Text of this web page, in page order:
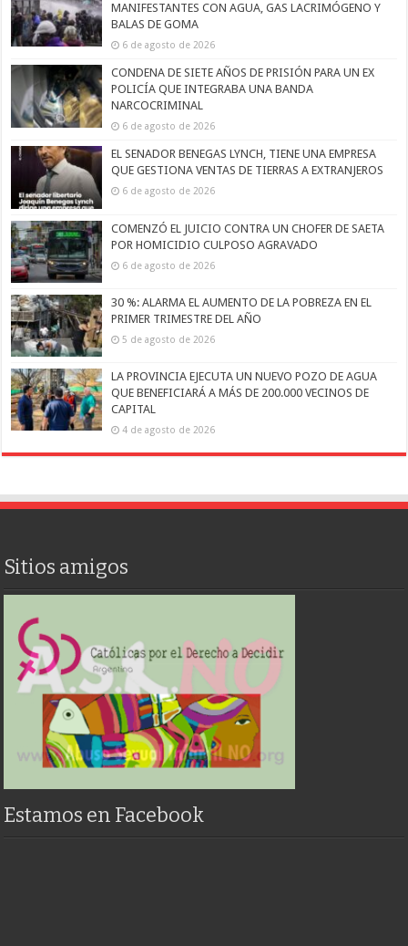
MANIFESTANTES CON AGUA, GAS LACRIMÓGENO Y
BALAS DE GOMA
6 de agosto de 2026
CONDENA DE SIETE AÑOS DE PRISIÓN PARA UN EX
POLICÍA QUE INTEGRABA UNA BANDA
NARCOCRIMINAL
6 de agosto de 2026
EL SENADOR BENEGAS LYNCH, TIENE UNA EMPRESA
QUE GESTIONA VENTAS DE TIERRAS A EXTRANJEROS
6 de agosto de 2026
COMENZÓ EL JUICIO CONTRA UN CHOFER DE SAETA
POR HOMICIDIO CULPOSO AGRAVADO
6 de agosto de 2026
30 %: ALARMA EL AUMENTO DE LA POBREZA EN EL
PRIMER TRIMESTRE DEL AÑO
5 de agosto de 2026
LA PROVINCIA EJECUTA UN NUEVO POZO DE AGUA
QUE BENEFICIARÁ A MÁS DE 200.000 VECINOS DE
CAPITAL
4 de agosto de 2026
Sitios amigos
Estamos en Facebook